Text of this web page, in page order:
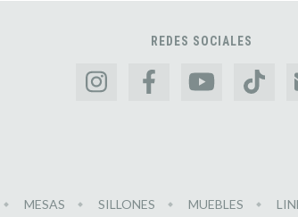
REDES SOCIALES
MESAS SILLONES MUEBLES